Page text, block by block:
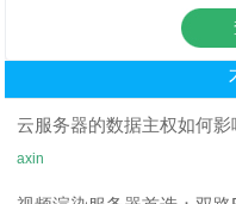
云服务器的数据主权如何影
axin